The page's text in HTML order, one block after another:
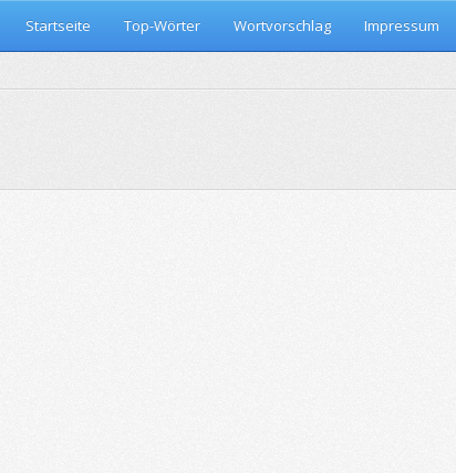
Startseite Top-Wörter Wortvorschlag Impressum